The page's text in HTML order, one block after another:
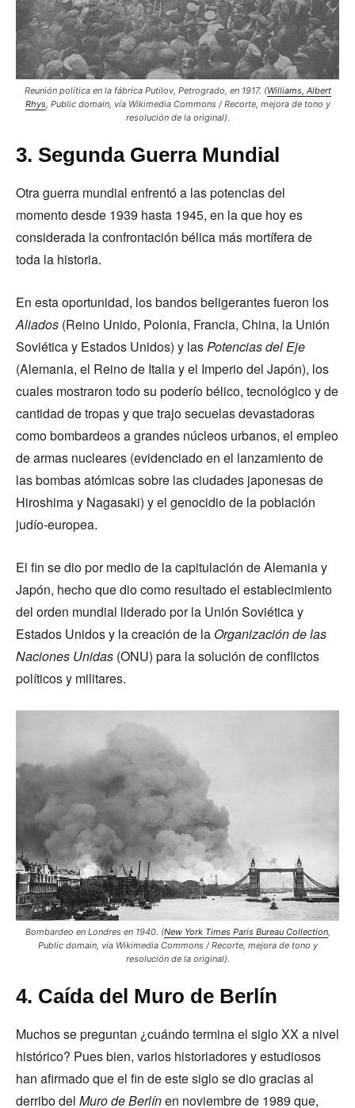
Reunión política en la fábrica Putilov, Petrogrado, en 1917. (Williams, Albert
Rhys, Public domain, vía Wikimedia Commons / Recorte, mejora de tono y
resolución de la original).
3. Segunda Guerra Mundial
Otra guerra mundial enfrentó a las potencias del
momento desde 1939 hasta 1945, en la que hoy es
considerada la confrontación bélica más mortífera de
toda la historia.
En esta oportunidad, los bandos beligerantes fueron los
Aliados (Reino Unido, Polonia, Francia, China, la Unión
Soviética y Estados Unidos) y lasPotencias del Eje
(Alemania, el Reino de Italia y el Imperio del Japón), los
cuales mostraron todo su poderío bélico, tecnológico y de
cantidad de tropas y que trajo secuelas devastadoras
como bombardeos a grandes núcleos urbanos, el empleo
de armas nucleares (evidenciado en el lanzamiento de
las bombas atómicas sobre las ciudades japonesas de
Hiroshima y Nagasaki) y el genocidio de la población
judío-europea.
El fin se dio por medio de la capitulación de Alemania y
Japón, hecho que dio como resultado el establecimiento
del orden mundial liderado por la Unión Soviética y
Estados Unidos y la creación de la Organización de las
Naciones Unidas (ONU) para la solución de conflictos
políticos y militares.
Bombardeo en Londres en 1940. (New York Times Paris Bureau Collection,
Public domain, vía Wikimedia Commons / Recorte, mejora de tono y
resolución de la original).
4. Caída del Muro de Berlín
Muchos se preguntan ¿cuándo termina el siglo XX a nivel
histórico? Pues bien, varios historiadores y estudiosos
han afirmado que el fin de este siglo se dio gracias al
derribo del Muro de Berlínen noviembre de 1989 que,